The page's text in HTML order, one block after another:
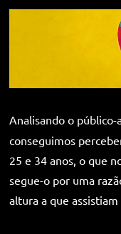
Analisando o público-
conseguimos
25 e 34 anos, o que
segue-o por uma
altura a que assistiam